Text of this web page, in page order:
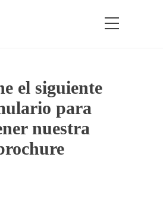
el siguiente
para
nuestra